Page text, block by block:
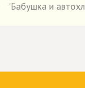
"Бабушка и